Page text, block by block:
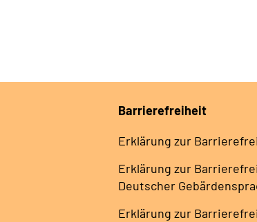
Barrierefreiheit
Erklärung zur
Erklärung zur
Deutscher
Erklärung zur